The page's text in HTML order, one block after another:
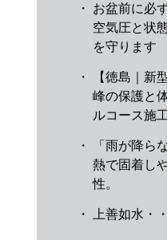
・
お盆前に必
空気圧と状
を守ります
・
【徳島｜新
峰の保護と
ルコース施
・
「雨が降ら
熱で固着し
性。
・ 上善如水・